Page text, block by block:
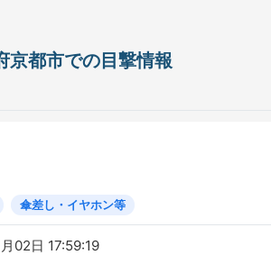
都市での目撃情報
傘差し・イヤホン等
02日 17:59:19